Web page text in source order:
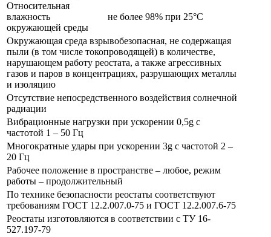
Относительная
влажность
окружающей среды
не более 98% при 25°С
Окружающая среда взрывобезопасная, не содержащая
пыли (в том числе токопроводящей) в количестве,
нарушающем работу реостата, а также агрессивных
газов и паров в концентрациях, разрушающих металлы
и изоляцию
Отсутствие непосредственного воздействия солнечной
радиации
Вибрационные нагрузки при ускорении 0,5g с
частотой 1 – 50 Гц
Многократные удары при ускорении 3g с частотой 2 –
20 Гц
Рабочее положение в пространстве – любое, режим
работы – продолжительный
По технике безопасности реостаты соответствуют
требованиям ГОСТ 12.2.007.0-75 и ГОСТ 12.2.007.6-75
Реостаты изготовляются в соответствии с ТУ 16-
527.197-79